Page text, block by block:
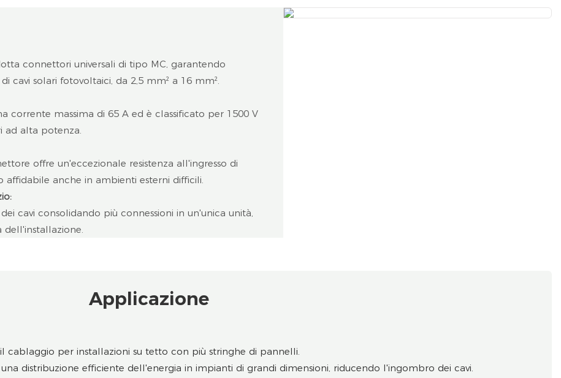
connettori universali di tipo MC, garantendo
solari fotovoltaici, da 2,5 mm² a 16 mm².
corrente massima di 65 A ed è classificato per 1500 V
ad alta potenza.
offre un'eccezionale resistenza all'ingresso di
anche in ambienti esterni difficili.
cavi consolidando più connessioni in un'unica unità,
Applicazione
cablaggio per installazioni su tetto con più stringhe di pannelli.
distribuzione efficiente dell'energia in impianti di grandi dimensioni, riducendo l'ingombro dei cavi.